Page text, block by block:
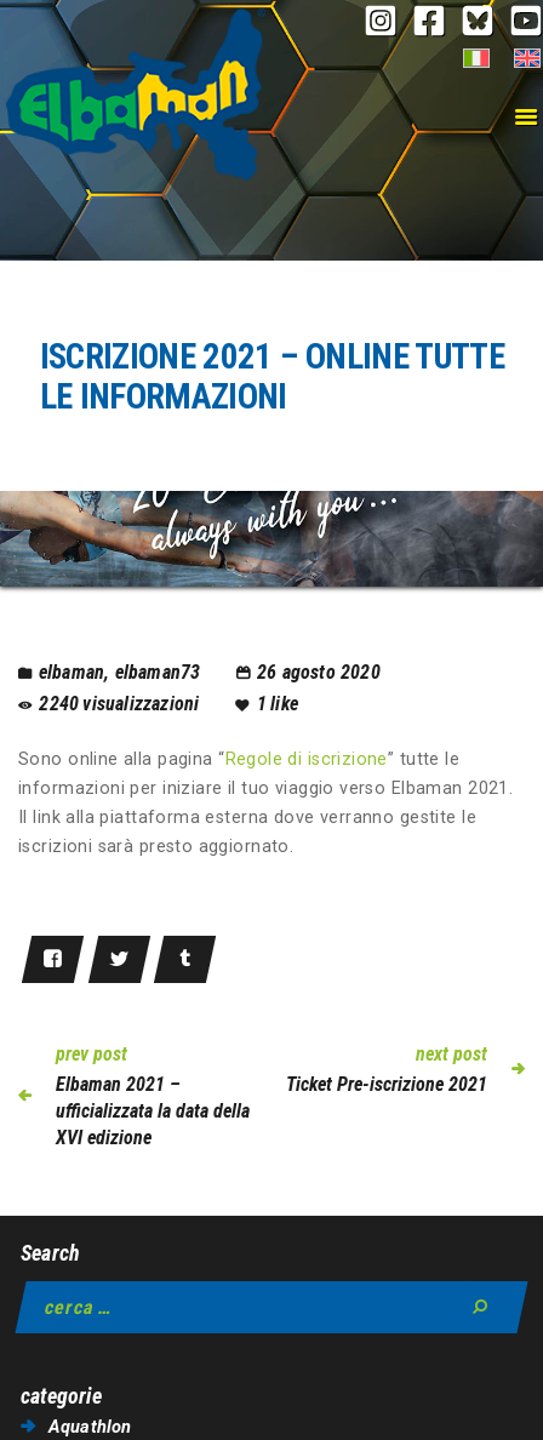
ISCRIZIONE 2021 – ONLINE TUTTE
LE INFORMAZIONI
Elbaman Team
elbaman, elbaman73
26 agosto 2020
2240visualizzazioni 1 like
Sono online alla pagina “Regole di iscrizione” tutte le
informazioni per iniziare il tuo viaggio verso Elbaman 2021.
Il link alla piattaforma esterna dove verranno gestite le
iscrizioni sarà presto aggiornato.
prev post
Elbaman 2021 –
ufficializzata la data della
XVI edizione
next post
Ticket Pre-iscrizione 2021
Search
categorie
Aquathlon